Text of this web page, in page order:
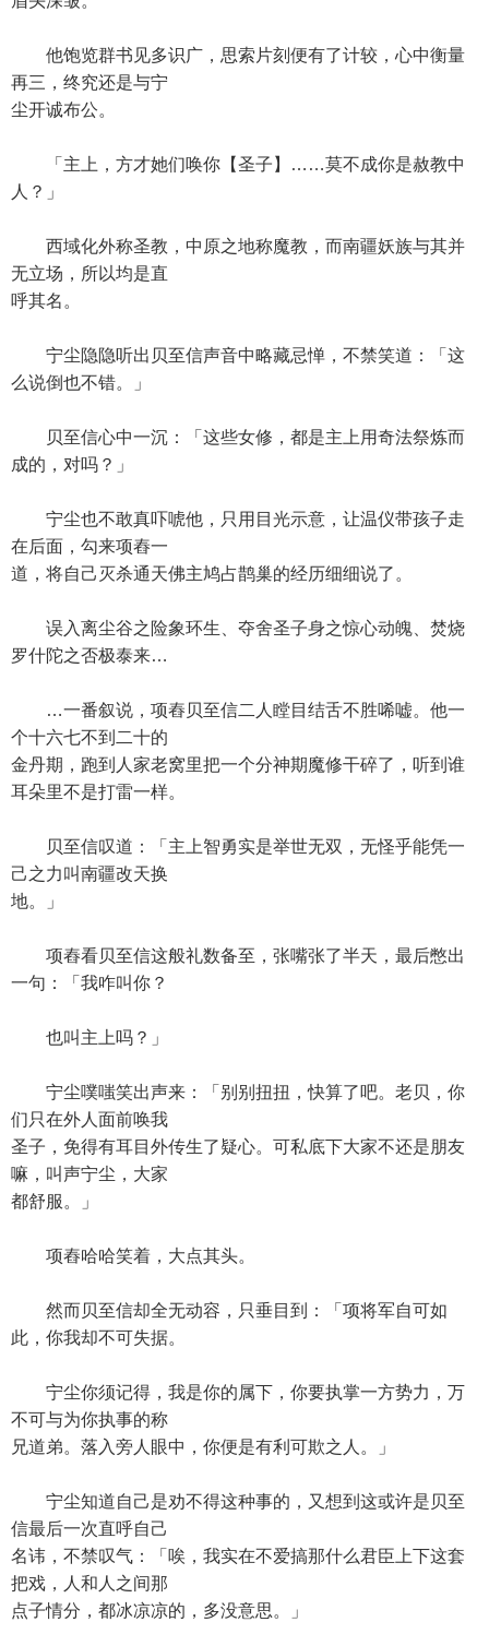
他饱览群书见多识广，思索片刻便有了计较，心中衡量
再三，终究还是与宁
尘开诚布公。
「主上，方才她们唤你【圣子】……莫不成你是赦教中
人？」
西域化外称圣教，中原之地称魔教，而南疆妖族与其并
无立场，所以均是直
呼其名。
宁尘隐隐听出贝至信声音中略藏忌惮，不禁笑道：「这
么说倒也不错。」
贝至信心中一沉：「这些女修，都是主上用奇法祭炼而
成的，对吗？」
宁尘也不敢真吓唬他，只用目光示意，让温仪带孩子走
在后面，勾来项舂一
道，将自己灭杀通天佛主鸠占鹊巢的经历细细说了。
误入离尘谷之险象环生、夺舍圣子身之惊心动魄、焚烧
罗什陀之否极泰来…
…一番叙说，项舂贝至信二人瞠目结舌不胜唏嘘。他一
个十六七不到二十的
金丹期，跑到人家老窝里把一个分神期魔修干碎了，听到谁
耳朵里不是打雷一样。
贝至信叹道：「主上智勇实是举世无双，无怪乎能凭一
己之力叫南疆改天换
地。」
项舂看贝至信这般礼数备至，张嘴张了半天，最后憋出
一句：「我咋叫你？
也叫主上吗？」
宁尘噗嗤笑出声来：「别别扭扭，快算了吧。老贝，你
们只在外人面前唤我
圣子，免得有耳目外传生了疑心。可私底下大家不还是朋友
嘛，叫声宁尘，大家
都舒服。」
项舂哈哈笑着，大点其头。
然而贝至信却全无动容，只垂目到：「项将军自可如
此，你我却不可失据。
宁尘你须记得，我是你的属下，你要执掌一方势力，万
不可与为你执事的称
兄道弟。落入旁人眼中，你便是有利可欺之人。」
宁尘知道自己是劝不得这种事的，又想到这或许是贝至
信最后一次直呼自己
名讳，不禁叹气：「唉，我实在不爱搞那什么君臣上下这套
把戏，人和人之间那
点子情分，都冰凉凉的，多没意思。」